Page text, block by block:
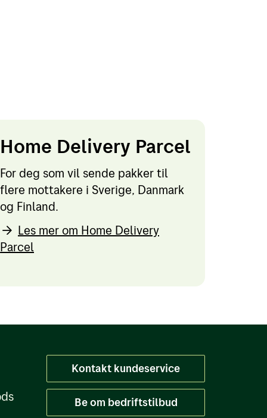
Home Delivery Parcel
For deg som vil sende pakker til
flere mottakere i Sverige, Danmark
og Finland.
Les mer om Home Delivery
Parcel
Kontakt kundeservice
Be om bedriftstilbud